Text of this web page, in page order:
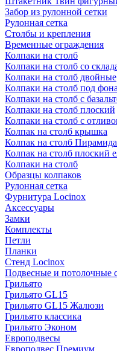
Забор из рулонной сетки
Рулонная сетка
Столбы и крепления
Временные ограждения
Колпаки на столб
Колпаки на столб со
Колпаки на столб двoйные
Колпаки на столб под
Колпаки на столб с
Колпаки на столб плоский
Колпаки на столб с
Колпак на столб крышка
Колпак на столб Пирамида
Колпак на столб плоский
Колпаки на столб
Образцы колпаков
Рулонная сетка
Фурнитура Locinox
Аксессуары
Замки
Комплекты
Петли
Планки
Стенд Locinox
Подвесные и потолочные
Грильято
Грильято GL15
Грильято GL15 Жалюзи
Грильято классика
Грильято Эконом
Европодвесы
Европодвес Премиум